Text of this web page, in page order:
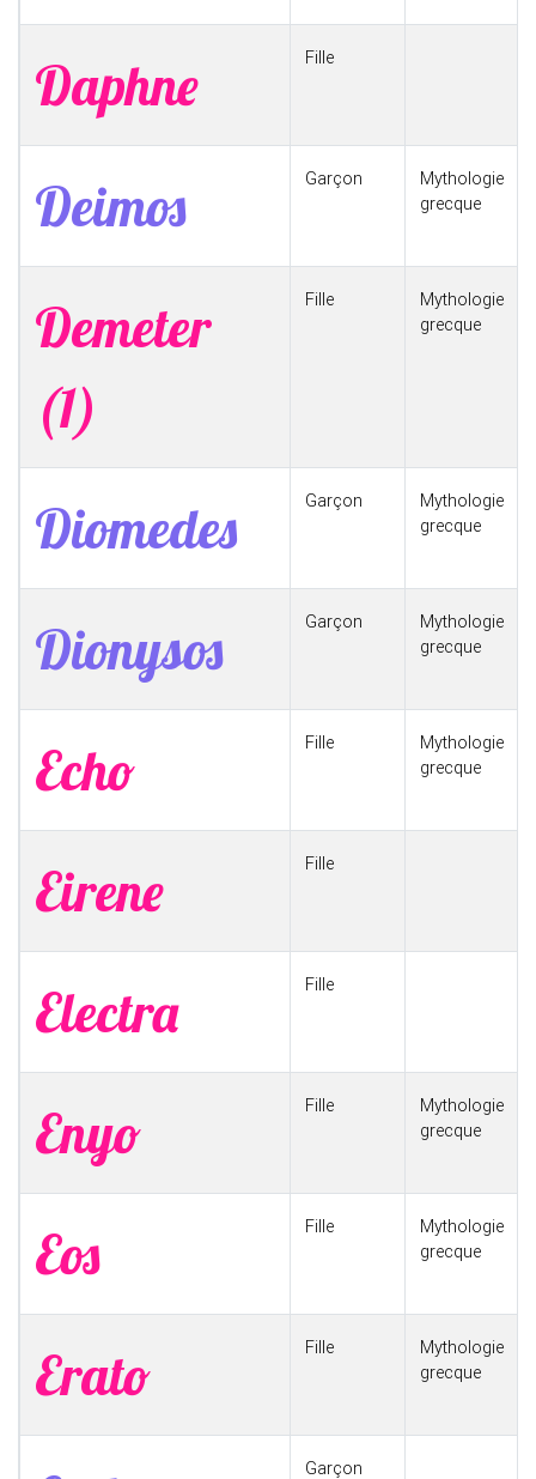
Daphne Fille
Deimos Garçon
Mythologie
grecque
Demeter
(1)
Fille
Mythologie
grecque
Diomedes Garçon
Mythologie
grecque
Dionysos Garçon
Mythologie
grecque
Echo Fille
Mythologie
grecque
Eirene Fille
Electra Fille
Enyo Fille
Mythologie
grecque
Eos Fille
Mythologie
grecque
Erato Fille
Mythologie
grecque
Garçon